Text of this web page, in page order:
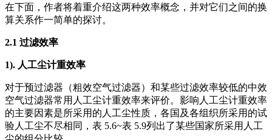
在下面，作者将着重介绍这两种效率概念，并对它们之间的换
算关系作一简单的探讨。
2.1 过滤效率
1). 人工尘计重效率
对于预过滤器（粗效空气过滤器）和某些过滤效率较低的中效
空气过滤器常用人工尘计重效率来评价。影响人工尘计重效率
的主要因素是所采用的人工尘性质，各国及各组织所采用的试
验人工尘不尽相同，表 5.6~表 5.9列出了某些国家所采用人工